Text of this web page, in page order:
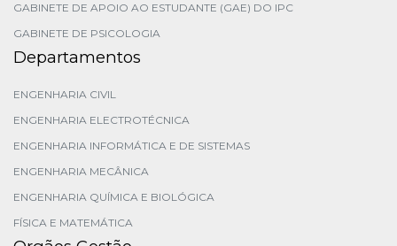
GABINETE DE APOIO AO ESTUDANTE (GAE) DO IPC
GABINETE DE PSICOLOGIA
Departamentos
ENGENHARIA CIVIL
ENGENHARIA ELECTROTÉCNICA
ENGENHARIA INFORMÁTICA E DE SISTEMAS
ENGENHARIA MECÂNICA
ENGENHARIA QUÍMICA E BIOLÓGICA
FÍSICA E MATEMÁTICA